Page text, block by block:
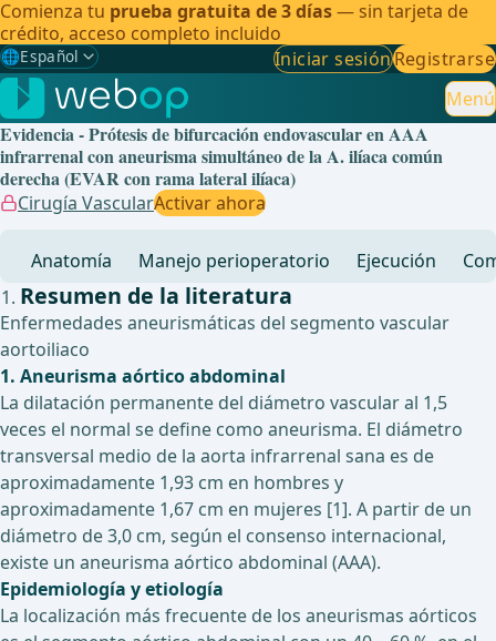
Comienza tu prueba gratuita de 3 días— sin tarjeta de
crédito, acceso completo incluido
🌐Español
Gewählte Sprache: Español
🇩🇪 Alemán
🇬🇧Inglés
🇪🇸 Español ✓
Iniciar sesiónRegistrarse
Menú
Evidencia - Prótesis de bifurcación endovascular en AAA
infrarrenal con aneurisma simultáneo de la A. ilíaca común
derecha (EVAR con rama lateral ilíaca)
Cirugía VascularActivar ahora
Anatomía Manejo perioperatorio Ejecución
Resumen de la literatura
Enfermedades aneurismáticas del segmento vascular
aortoiliaco
1. Aneurisma aórtico abdominal
La dilatación permanente del diámetro vascular al 1,5
veces el normal se define como aneurisma. El diámetro
transversal medio de la aorta infrarrenal sana es de
aproximadamente 1,93 cm en hombres y
aproximadamente 1,67 cm en mujeres [1]. A partir de un
diámetro de 3,0 cm, según el consenso internacional,
existe un aneurisma aórtico abdominal (AAA).
Epidemiología y etiología
La localización más frecuente de los aneurismas aórticos